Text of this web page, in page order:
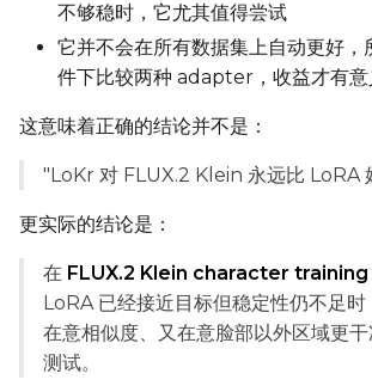
不够稳时，它尤其值得尝试
它并不会在所有数据集上自动更好，
件下比较两种 adapter，收益才有意
这意味着正确的结论并不是：
"LoKr 对 FLUX.2 Klein 永远比 LoRA
更实际的结论是：
在 FLUX.2 Klein character training
LoRA 已经接近目标但稳定性仍不足
在意相似度、又在意脸部以外区域更
测试。